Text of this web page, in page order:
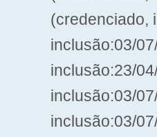
(credenciado,
inclusão:03/
inclusão:23/
inclusão:03/
inclusão:03/